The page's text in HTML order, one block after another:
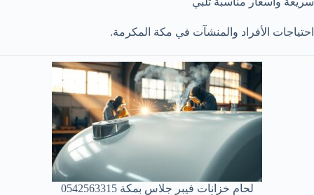
احتياجات الأفراد والمنشآت في مكة المكرمة.
لحام خزانات فيبر جلاس بمكة 0542563315